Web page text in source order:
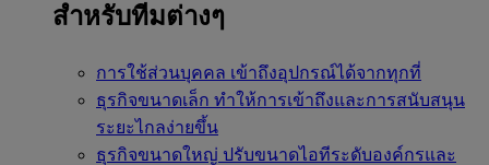
สำหรับทีมต่างๆ
การใช้ส่วนบุคคล เข้าถึงอุปกรณ์ได้จากทุกที่
ธุรกิจขนาดเล็ก ทำให้การเข้าถึงและการสนับสนุน
ระยะไกลง่ายขึ้น
ธุรกิจขนาดใหญ่ ปรับขนาดไอทีระดับองค์กรและ